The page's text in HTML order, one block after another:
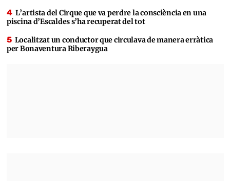
L’artista del Cirque que va perdre la consciència en una
piscina d’Escaldes s’ha recuperat del tot
Localitzat un conductor que circulava de manera erràtica
per Bonaventura Riberaygua